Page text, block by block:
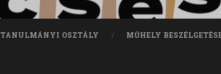
TANULMÁNYI OSZTÁLY MŰHELY